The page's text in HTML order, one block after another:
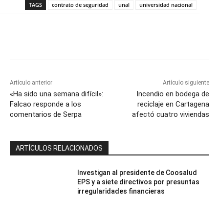
TAGS contrato de seguridad unal universidad nacional
Artículo anterior
«Ha sido una semana difícil»:
Falcao responde a los
comentarios de Serpa
Artículo siguiente
Incendio en bodega de
reciclaje en Cartagena
afectó cuatro viviendas
ARTÍCULOS RELACIONADOS
Investigan al presidente de Coosalud
EPS y a siete directivos por presuntas
irregularidades financieras